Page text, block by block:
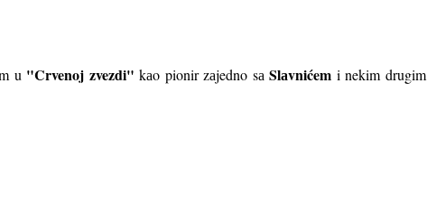
u "Crvenoj zvezdi" kаo pionir zаjedno sаSlаvnićem i nekim drugim